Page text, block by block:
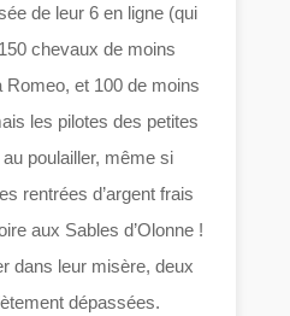
de leur 6 en ligne (qui
chevaux de moins
Romeo, et 100 de moins
les pilotes des petites
poulailler, même si
rentrées d’argent frais
aux Sables d’Olonne !
dans leur misère, deux
dépassées.